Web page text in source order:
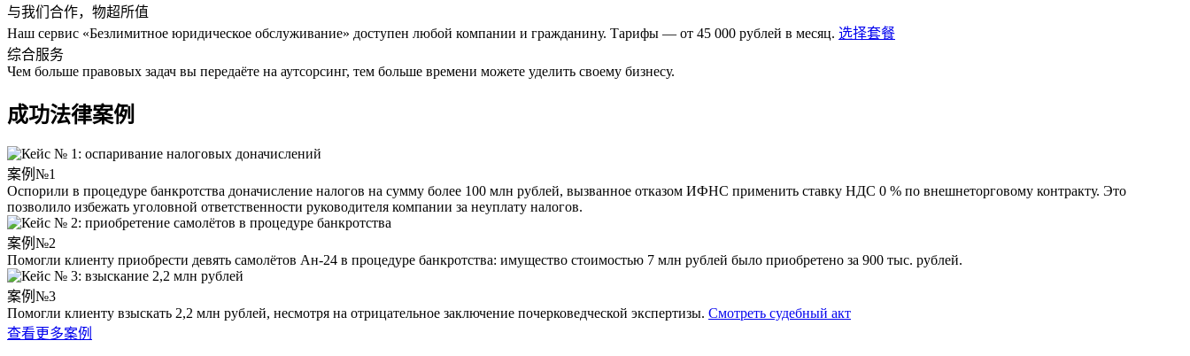
与我们合作，物超所值
Наш сервис «Безлимитное юридическое обслуживание» доступен любой компании и гражданину. Тарифы — от 45 000 рублей в месяц. 选择套餐
综合服务
Чем больше правовых задач вы передаёте на аутсорсинг, тем больше времени можете уделить своему бизнесу.
成功法律案例
案例№1
Оспорили в процедуре банкротства доначисление налогов на сумму более 100 млн рублей, вызванное отказом ИФНС применить ставку НДС 0 % по внешнеторговому контракту. Это
позволило избежать уголовной ответственности руководителя компании за неуплату налогов.
案例№2
Помогли клиенту приобрести девять самолётов Ан-24 в процедуре банкротства: имущество стоимостью 7 млн рублей было приобретено за 900 тыс. рублей.
案例№3
Помогли клиенту взыскать 2,2 млн рублей, несмотря на отрицательное заключение почерковедческой экспертизы. Смотреть судебный акт
查看更多案例